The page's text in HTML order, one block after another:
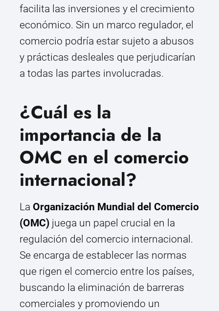
facilita las inversiones y el crecimiento
económico. Sin un marco regulador, el
comercio podría estar sujeto a abusos
y prácticas desleales que perjudicarían
a todas las partes involucradas.
¿Cuál es la
importancia de la
OMC en el comercio
internacional?
La Organización Mundial del Comercio
(OMC) juega un papel crucial en la
regulación del comercio internacional.
Se encarga de establecer las normas
que rigen el comercio entre los países,
buscando la eliminación de barreras
comerciales y promoviendo un